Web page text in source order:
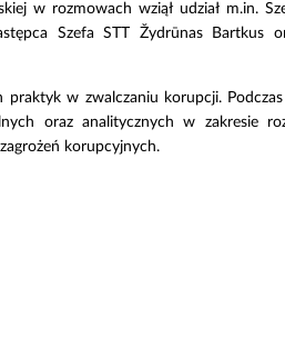
w rozmowach wziął udział m.in.
Szefa STT Žydrūnas Bartkus
praktyk w zwalczaniu korupcji.
oraz analitycznych w zakresie
korupcyjnych.